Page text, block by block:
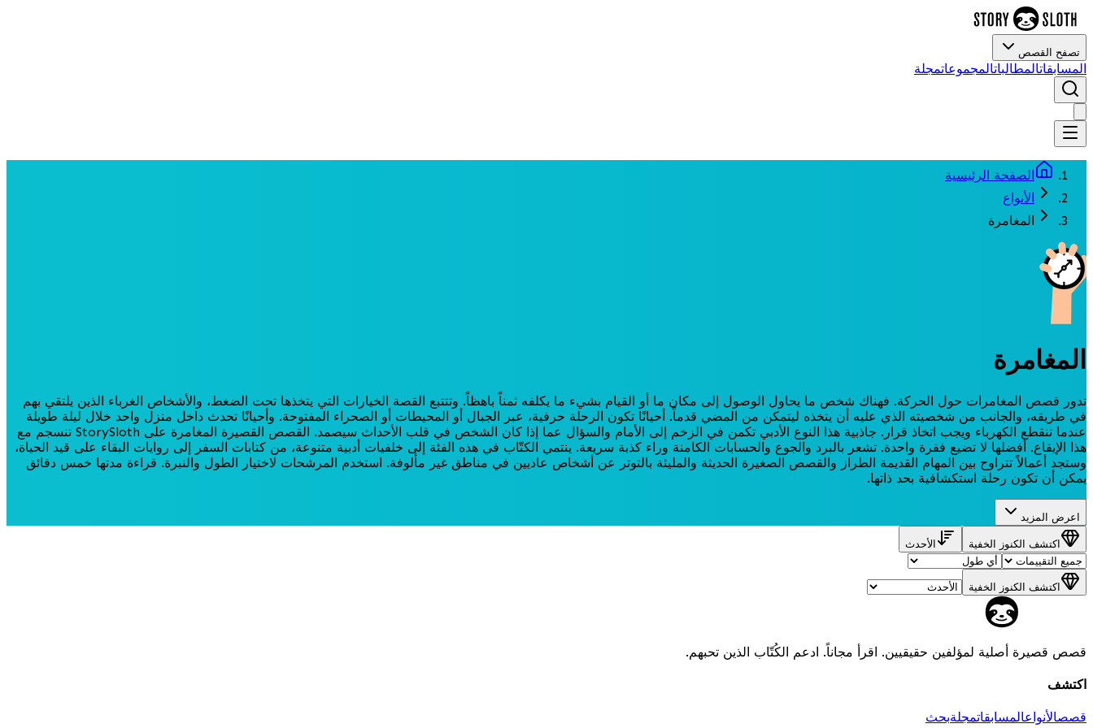
تصفح القصص
المسابقاتالمطالباتالمجموعاتمجلة
الصفحة الرئيسية
الأنواع
المغامرة
المغامرة
تدور قصص المغامرات حول الحركة. فهناك شخص ما يحاول الوصول إلى مكان ما أو القيام بشيء ما يكلفه ثمناً باهظاً. وتتتبع القصة الخيارات التي يتخذها تحت الضغط، والأشخاص الغرباء الذين يلتقي بهم
في طريقه، والجانب من شخصيته الذي عليه أن يتخذه ليتمكن من المضي قدماً. أحيانًا تكون الرحلة حرفية، عبر الجبال أو المحيطات أو الصحراء المفتوحة. وأحيانًا تحدث داخل منزل واحد خلال ليلة طويلة
عندما تنقطع الكهرباء ويجب اتخاذ قرار. جاذبية هذا النوع الأدبي تكمن في الزخم إلى الأمام والسؤال عما إذا كان الشخص في قلب الأحداث سيصمد. القصص القصيرة المغامرة على StorySloth تنسجم مع
هذا الإيقاع. أفضلها لا تضيع فقرة واحدة. تشعر بالبرد والجوع والحسابات الكامنة وراء كذبة سريعة. ينتمي الكتّاب في هذه الفئة إلى خلفيات أدبية متنوعة، من كتابات السفر إلى روايات البقاء على قيد الحياة،
وستجد أعمالاً تتراوح بين المهام القديمة الطراز والقصص الصغيرة الحديثة والمليئة بالتوتر عن أشخاص عاديين في مناطق غير مألوفة. استخدم المرشحات لاختيار الطول والنبرة. قراءة مدتها خمس دقائق
يمكن أن تكون رحلة استكشافية بحد ذاتها.
اعرض المزيد
اكتشف الكنوز الخفية الأحدث
اكتشف الكنوز الخفية
قصص قصيرة أصلية لمؤلفين حقيقيين. اقرأ مجاناً. ادعم الكُتّاب الذين تحبهم.
اكتشف
قصصالأنواعالمسابقاتمجلةبحث